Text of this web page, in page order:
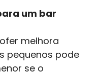
um bar
melhora
pequenos pode
se o